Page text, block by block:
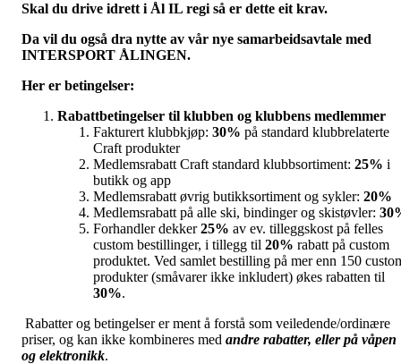
Skal du drive idrett i Ål IL regi så er dette eit krav.
Da vil du også dra nytte av vår nye samarbeidsavtale med
INTERSPORT ÅLINGEN.
Her er betingelser:
Rabattbetingelser til klubben og klubbens medlemmer
Fakturert klubbkjøp: 30% på standard klubbrelaterte
Craft produkter
Medlemsrabatt Craft standard klubbsortiment: 25% i
butikk og app
Medlemsrabatt øvrig butikksortiment og sykler: 20%
Medlemsrabatt på alle ski, bindinger og skistøvler:
Forhandler dekker25% av ev. tilleggskost på felles
custom bestillinger, i tillegg til 20% rabatt på custom
produktet. Ved samlet bestilling på mer enn 150
produkter (småvarer ikke inkludert) økes rabatten til
30%.
Rabatter og betingelser er ment å forstå som veiledende/ordinære
priser, og kan ikke kombineres med andre rabatter, eller på våpen
og elektronikk.